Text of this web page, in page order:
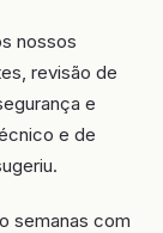
nossos
revisão de
e
e de
semanas com